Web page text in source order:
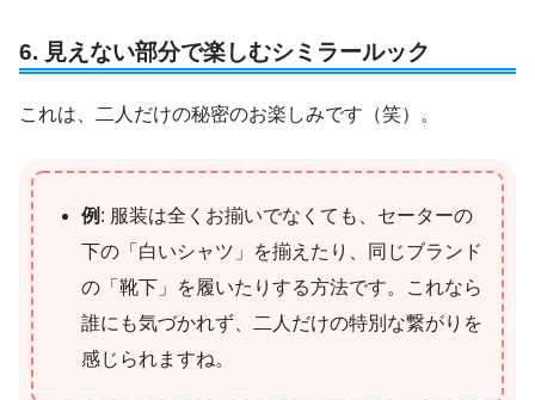
6. 見えない部分で楽しむシミラールック
これは、二人だけの秘密のお楽しみです（笑）。
例 : 服装は全くお揃いでなくても、セーターの
下の「白いシャツ」を揃えたり、同じブランド
の「靴下」を履いたりする方法です。これなら
誰にも気づかれず、二人だけの特別な繋がりを
感じられますね。